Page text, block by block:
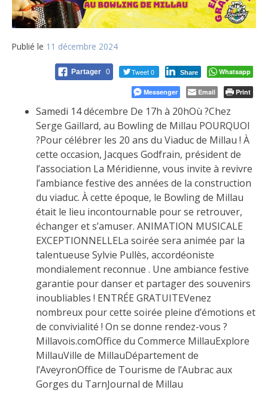
Publié le 11 décembre 2024
Partager 0 Tweet 0 Share Whatsapp
Messenger Email Print
Samedi 14 décembre De 17h à 20hOù ?Chez
Serge Gaillard, au Bowling de Millau POURQUOI
?Pour célébrer les 20 ans du Viaduc de Millau ! À
cette occasion, Jacques Godfrain, président de
l’association La Méridienne, vous invite à revivre
l’ambiance festive des années de la construction
du viaduc. À cette époque, le Bowling de Millau
était le lieu incontournable pour se retrouver,
échanger et s’amuser. ANIMATION MUSICALE
EXCEPTIONNELLELa soirée sera animée par la
talentueuse Sylvie Pullès, accordéoniste
mondialement reconnue . Une ambiance festive
garantie pour danser et partager des souvenirs
inoubliables ! ENTRÉE GRATUITEVenez
nombreux pour cette soirée pleine d’émotions et
de convivialité ! On se donne rendez-vous ?
Millavois.comOffice du Commerce MillauExplore
MillauVille de MillauDépartement de
l’AveyronOffice de Tourisme de l’Aubrac aux
Gorges du TarnJournal de Millau